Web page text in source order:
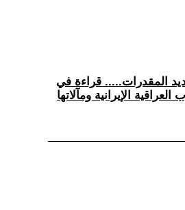
المقدرات..... قراءة في
الإيرانية ومآلاتها